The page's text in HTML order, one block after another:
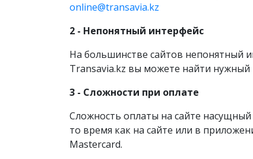
online@transavia.kz
2 - Непонятный интерфейс
На большинстве сайтов непонятный
Transavia.kz вы можете найти
3 - Сложности при оплате
Сложность оплаты на сайте
то время как на сайте или в
Mastercard.